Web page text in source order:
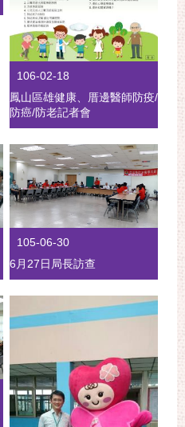
106-02-18
鳳山區雄健康、厝邊醫師防疫/
防癌/防老記者會
105-06-30
6月27日局長訪查